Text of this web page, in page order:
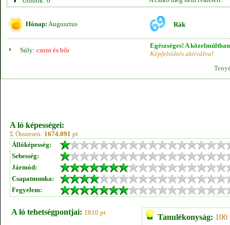
Hónap: Augusztus Rák
Súly: csont és bőr
Egészséges! A
Képfeltöltés aktiválva!
A ló képességei:
Σ Összesen: 1674.091 pt
Állóképesség:
Sebesség:
Jármód:
Csapatmunka:
Fegyelem:
A ló tehetségpontjai: 1810 pt
Tanulékonyság: 100